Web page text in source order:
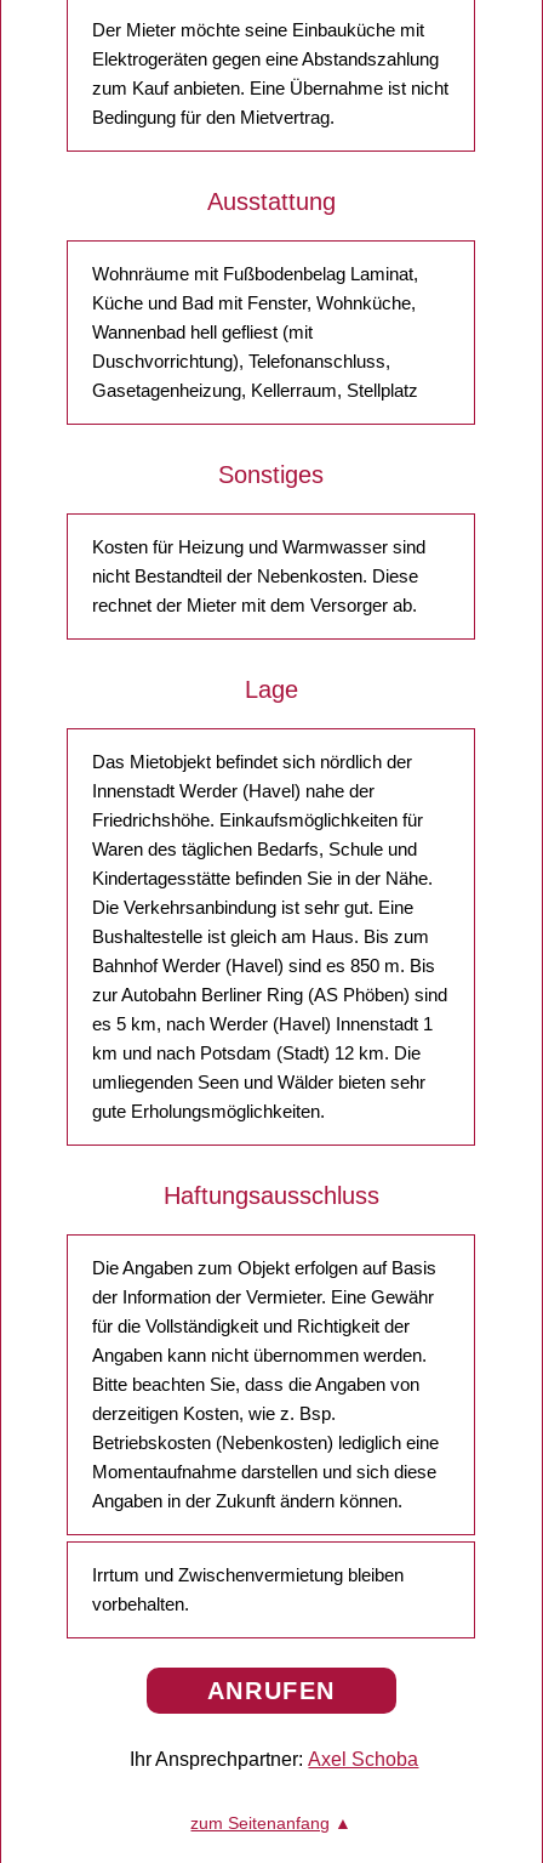
Der Mieter möchte seine Einbauküche mit
Elektrogeräten gegen eine Abstandszahlung
zum Kauf anbieten. Eine Übernahme ist nicht
Bedingung für den Mietvertrag.
Ausstattung
Wohnräume mit Fußbodenbelag Laminat,
Küche und Bad mit Fenster, Wohnküche,
Wannenbad hell gefliest (mit
Duschvorrichtung), Telefonanschluss,
Gasetagenheizung, Kellerraum, Stellplatz
Sonstiges
Kosten für Heizung und Warmwasser sind
nicht Bestandteil der Nebenkosten. Diese
rechnet der Mieter mit dem Versorger ab.
Lage
Das Mietobjekt befindet sich nördlich der
Innenstadt Werder (Havel) nahe der
Friedrichshöhe. Einkaufsmöglichkeiten für
Waren des täglichen Bedarfs, Schule und
Kindertagesstätte befinden Sie in der Nähe.
Die Verkehrsanbindung ist sehr gut. Eine
Bushaltestelle ist gleich am Haus. Bis zum
Bahnhof Werder (Havel) sind es 850 m. Bis
zur Autobahn Berliner Ring (AS Phöben) sind
es 5 km, nach Werder (Havel) Innenstadt 1
km und nach Potsdam (Stadt) 12 km. Die
umliegenden Seen und Wälder bieten sehr
gute Erholungsmöglichkeiten.
Haftungsausschluss
Die Angaben zum Objekt erfolgen auf Basis
der Information der Vermieter. Eine Gewähr
für die Vollständigkeit und Richtigkeit der
Angaben kann nicht übernommen werden.
Bitte beachten Sie, dass die Angaben von
derzeitigen Kosten, wie z. Bsp.
Betriebskosten (Nebenkosten) lediglich eine
Momentaufnahme darstellen und sich diese
Angaben in der Zukunft ändern können.
Irrtum und Zwischenvermietung bleiben
vorbehalten.
ANRUFEN
Ihr Ansprechpartner:Axel Schoba
zum Seitenanfang ▲